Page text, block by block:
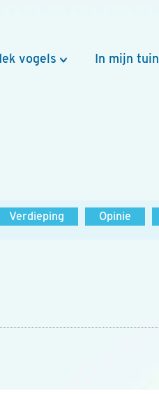
vogels In mijn tuin
Verdieping Opinie